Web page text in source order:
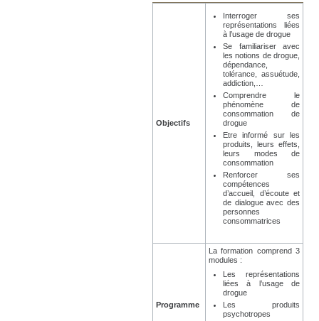
Objectifs
Interroger ses
représentations liées
à l’usage de drogue
Se familiariser avec
les notions de drogue,
dépendance,
tolérance, assuétude,
addiction,…
Comprendre le
phénomène de
consommation de
drogue
Etre informé sur les
produits, leurs effets,
leurs modes de
consommation
Renforcer ses
compétences
d’accueil, d’écoute et
de dialogue avec des
personnes
consommatrices
Programme
La formation comprend 3
modules :
Les représentations
liées à l’usage de
drogue
Les produits
psychotropes